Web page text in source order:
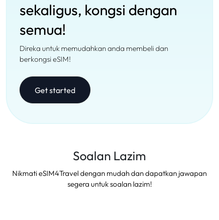
sekaligus, kongsi dengan
semua!
Direka untuk memudahkan anda membeli dan
berkongsi eSIM!
Get started
Soalan Lazim
Nikmati eSIM4Travel dengan mudah dan dapatkan jawapan
segera untuk soalan lazim!